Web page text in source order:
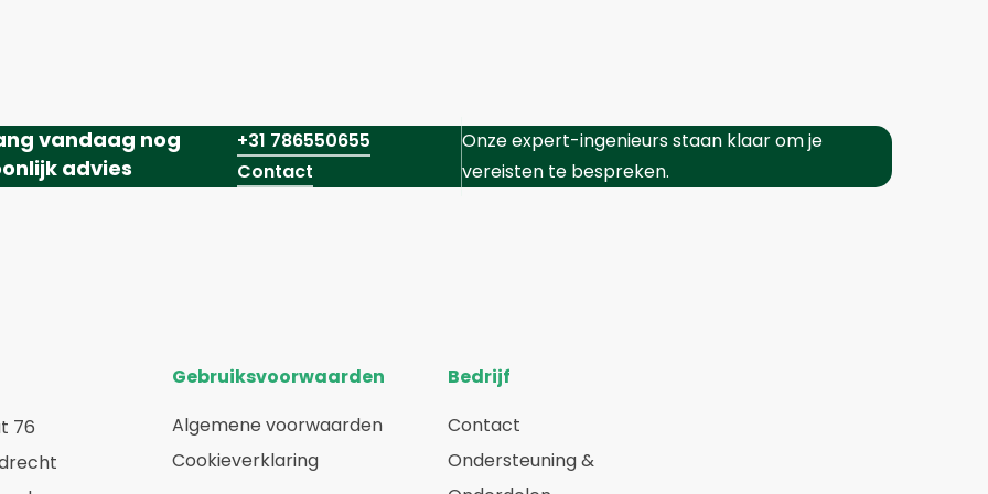
vandaag nog
advies
+31 786550655
Contact
Onze expert-ingenieurs staan klaar om je
vereisten te bespreken.
76
Gebruiksvoorwaarden
Algemene voorwaarden
Cookieverklaring
Bedrijf
Contact
Ondersteuning &